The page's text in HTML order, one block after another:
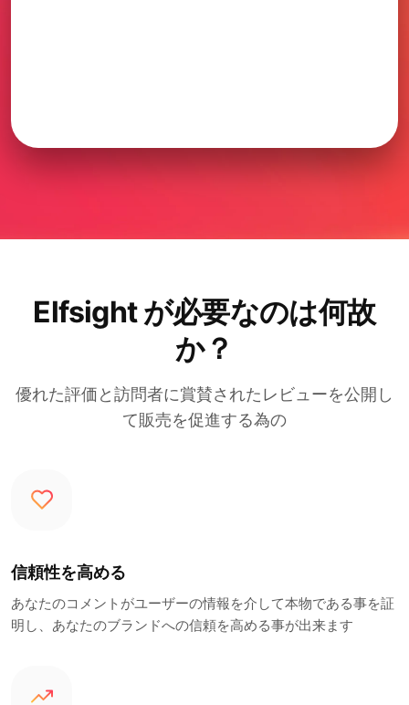
Elfsight が必要なのは何故
か？
優れた評価と訪問者に賞賛されたレビューを公開し
て販売を促進する為の
信頼性を高める
あなたのコメントがユーザーの情報を介して本物である事を証
明し、あなたのブランドへの信頼を高める事が出来ます